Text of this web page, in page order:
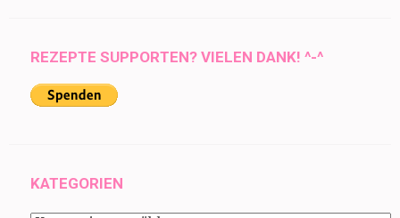
REZEPTE SUPPORTEN? VIELEN DANK! ^-^
KATEGORIEN